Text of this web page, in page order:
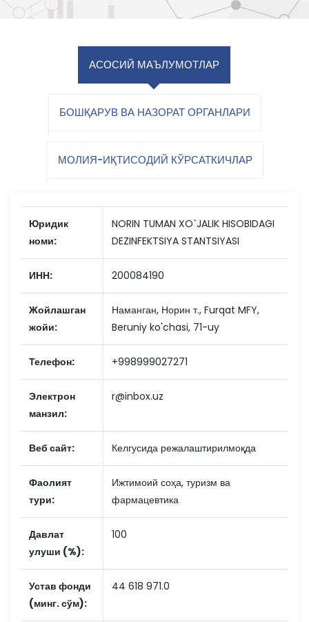
АСОСИЙ МАЪЛУМОТЛАР
БОШҚАРУВ ВА НАЗОРАТ ОРГАНЛАРИ
МОЛИЯ-ИҚТИСОДИЙ КЎРСАТКИЧЛАР
Юридик
номи:
NORIN TUMAN XO`JALIK HISOBIDAGI
DEZINFEKTSIYA STANTSIYASI
ИНН: 200084190
Жойлашган
жойи:
Наманган, Норин т., Furqat MFY,
Beruniy ko'chasi, 71-uy
Телефон: +998999027271
Электрон
манзил:
r@inbox.uz
Веб сайт: Келгусида режалаштирилмоқда
Фаолият
тури:
Ижтимоий соҳа, туризм ва
фармацевтика
Давлат
улуши (%):
100
Устав фонди
(минг. сўм):
44 618 971.0